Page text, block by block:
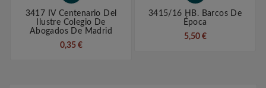
3417 IV Centenario Del
Ilustre Colegio De
Abogados De Madrid
0,35 €
3415/16 HB. Barcos De
Época
5,50 €